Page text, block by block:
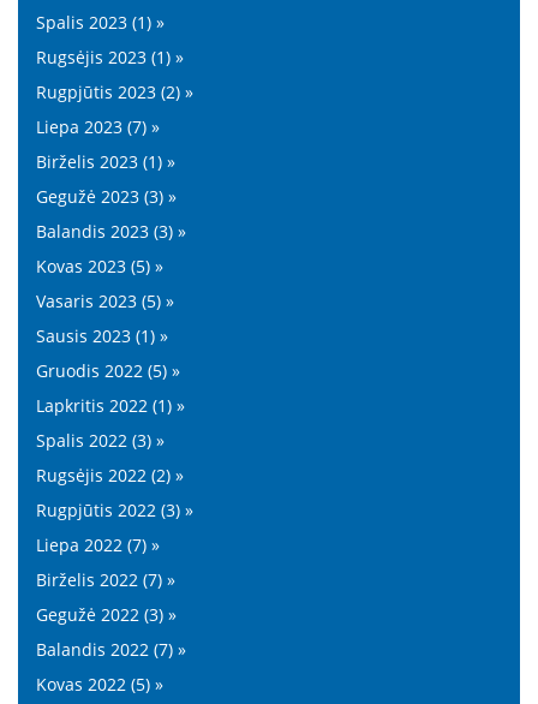
Spalis 2023 (1) »
Rugsėjis 2023 (1) »
Rugpjūtis 2023 (2) »
Liepa 2023 (7) »
Birželis 2023 (1) »
Gegužė 2023 (3) »
Balandis 2023 (3) »
Kovas 2023 (5) »
Vasaris 2023 (5) »
Sausis 2023 (1) »
Gruodis 2022 (5) »
Lapkritis 2022 (1) »
Spalis 2022 (3) »
Rugsėjis 2022 (2) »
Rugpjūtis 2022 (3) »
Liepa 2022 (7) »
Birželis 2022 (7) »
Gegužė 2022 (3) »
Balandis 2022 (7) »
Kovas 2022 (5) »